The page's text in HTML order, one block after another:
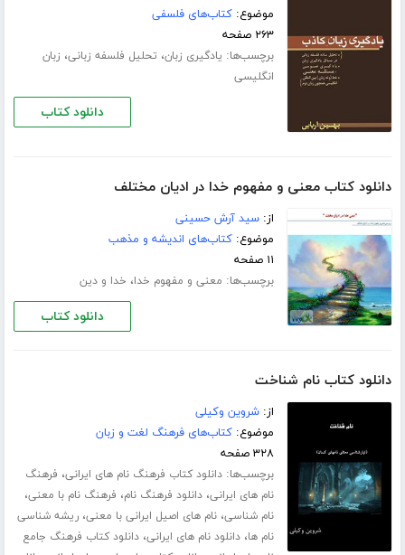
موضوع:کتاب‌های فلسفی
۲۶۳ صفحه
برچسب‌ها: یادگیری زبان، تحلیل فلسفه زبانی، زبان
انگلیسی
دانلود کتاب
دانلود کتاب معنی و مفهوم خدا در ادیان مختلف
از:سید آرش حسینی
موضوع:کتاب‌های اندیشه و مذهب
۱۱ صفحه
برچسب‌ها: معنی و مفهوم خدا، خدا و دین
دانلود کتاب
دانلود کتاب نام شناخت
از:شروین وکیلی
موضوع:کتاب‌های فرهنگ لغت و زبان
۳۲۸ صفحه
برچسب‌ها:دانلود کتاب فرهنگ نام های ایرانی، فرهنگ
نام های ایرانی،دانلود فرهنگ نام، فرهنگ نام با معنی،
نام شناسی،نام های اصیل ایرانی با معنی،ریشه شناسی
نام ها،دانلود نام های ایرانی،دانلود کتاب فرهنگ جامع